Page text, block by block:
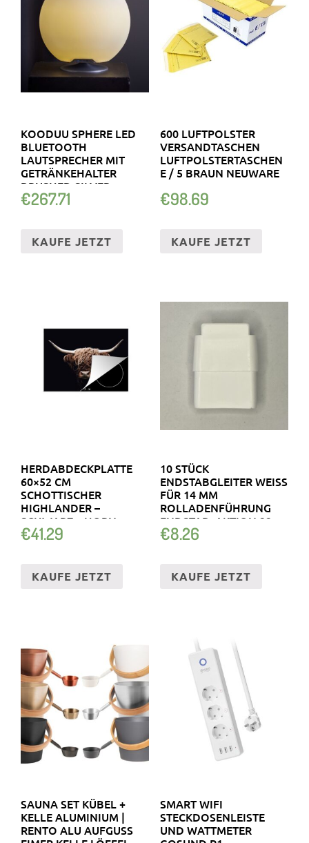
KOODUU SPHERE LED
BLUETOOTH
LAUTSPRECHER MIT
GETRÄNKEHALTER
BRUSHED SILVER
€267.71
KAUFE JETZT
600 LUFTPOLSTER
VERSANDTASCHEN
LUFTPOLSTERTASCHEN
E / 5 BRAUN NEUWARE
€98.69
KAUFE JETZT
HERDABDECKPLATTE
60×52 CM
SCHOTTISCHER
HIGHLANDER –
SCHWARZ – HORN
€41.29
KAUFE JETZT
10 STÜCK
ENDSTABGLEITER WEISS F
ÜR 14 MM R
OLLADENFÜHRUNG E
NDSTAB. AKTION 22
€8.26
KAUFE JETZT
SAUNA SET KÜBEL +
KELLE ALUMINIUM |
RENTO ALU AUFGUSS
SMART WIFI
STECKDOSENLEISTE
UND WATTMETER